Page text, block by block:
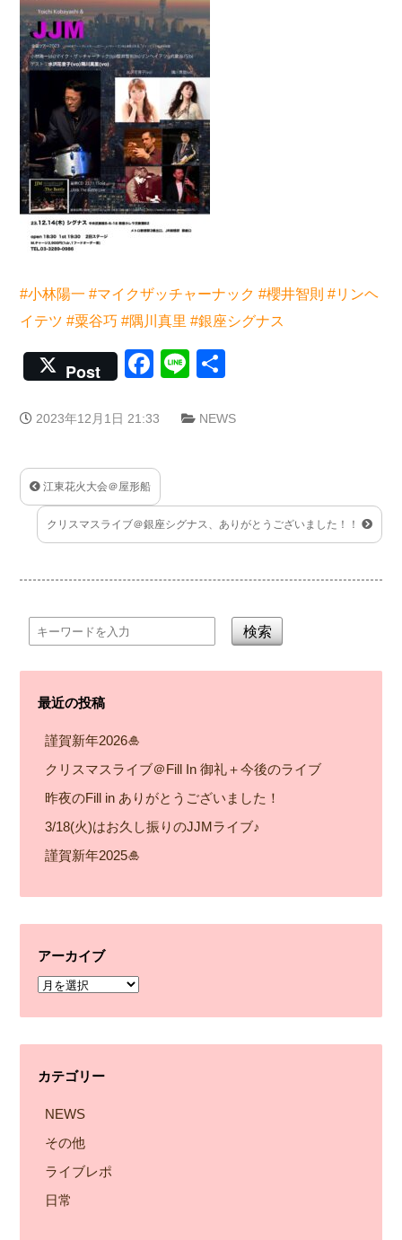
#小林陽一 #マイクザッチャーナック #櫻井智則 #リンヘ
イテツ #粟谷巧 #隅川真里 #銀座シグナス
Post Facebook
Line
2023年12月1日 21:33 NEWS
江東花火大会＠屋形船
クリスマスライブ＠銀座シグナス、ありがとうございました！！
検索
最近の投稿
謹賀新年2026🎍
クリスマスライブ＠Fill In 御礼＋今後のライブ
昨夜のFill in ありがとうございました！
3/18(火)はお久し振りのJJMライブ♪
謹賀新年2025🎍
アーカイブ
ア
カ
イ
カテゴリー
NEWS
その他
ライブレポ
日常